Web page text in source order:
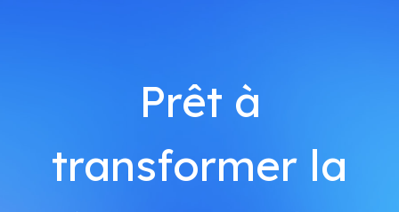
Prêt à
transformer la